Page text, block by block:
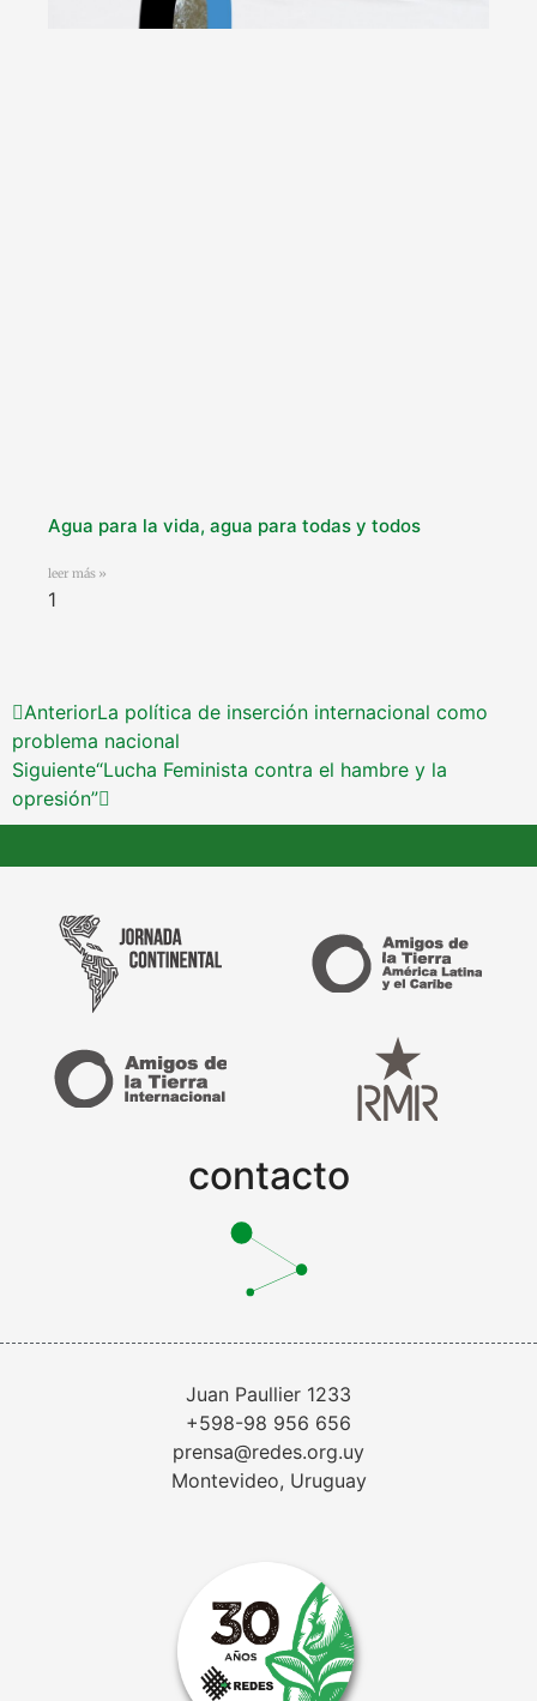
Agua para la vida, agua para todas y todos
leer más »
AnteriorLa política de inserción internacional como
problema nacional
Siguiente“Lucha Feminista contra el hambre y la
opresión”
contacto
Juan Paullier 1233
+598-98 956 656
prensa@redes.org.uy
Montevideo, Uruguay